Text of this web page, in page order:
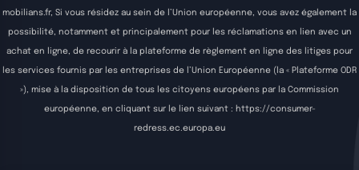
mobilians.fr, Si vous résidez au sein de l’Union européenne, vous avez également la
possibilité, notamment et principalement pour les réclamations en lien avec un
achat en ligne, de recourir à la plateforme de règlement en ligne des litiges pour
les services fournis par les entreprises de l’Union Européenne (la « Plateforme ODR
»), mise à la disposition de tous les citoyens européens par la Commission
européenne, en cliquant sur le lien suivant : https://consumer-
redress.ec.europa.eu